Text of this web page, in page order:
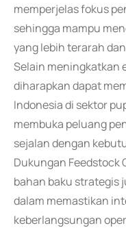
memperjelas fokus
sehingga mampu
yang lebih terarah
Selain meningkatkan
diharapkan dapat
Indonesia di sektor
membuka peluang
sejalan dengan
Dukungan Feedstock
bahan baku strategis
dalam memastikan
keberlangsungan